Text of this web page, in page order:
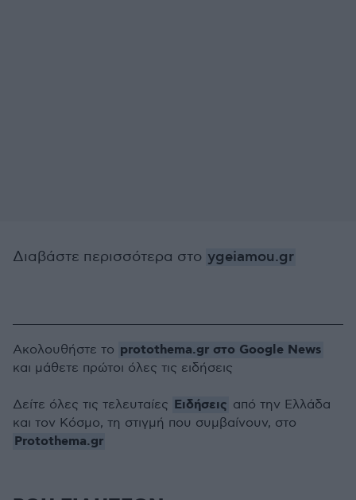
Διαβάστε περισσότερα στο ygeiamou.gr
Ακολουθήστε το protothema.gr στο Google News
και μάθετε πρώτοι όλες τις ειδήσεις
Δείτε όλες τις τελευταίες Ειδήσεις από την Ελλάδα
και τον Κόσμο, τη στιγμή που συμβαίνουν, στο
Protothema.gr